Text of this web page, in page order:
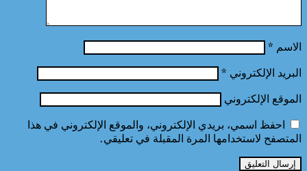
الاسم *
البريد الإلكتروني *
الموقع الإلكتروني
احفظ اسمي، بريدي الإلكتروني، والموقع الإلكتروني في هذا
المتصفح لاستخدامها المرة المقبلة في تعليقي.